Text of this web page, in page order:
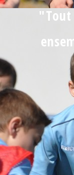
"Tout